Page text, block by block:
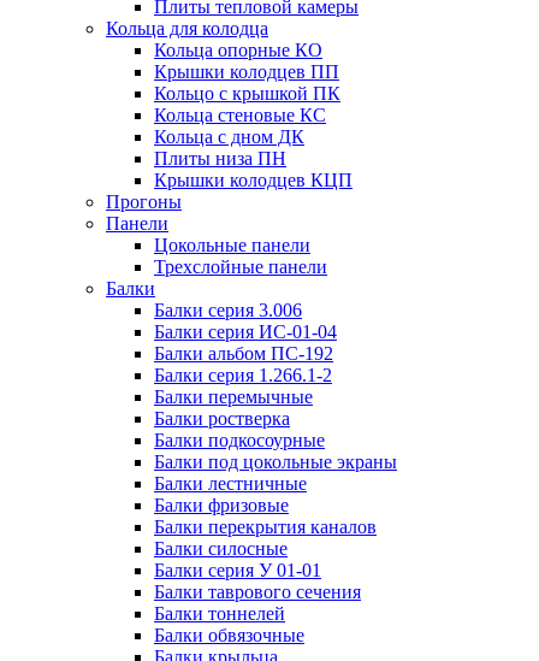
Плиты тепловой камеры
Кольца для колодца
Кольца опорные КО
Крышки колодцев ПП
Кольцо с крышкой ПК
Кольца стеновые КС
Кольца с дном ДК
Плиты низа ПН
Крышки колодцев КЦП
Прогоны
Панели
Цокольные панели
Трехслойные панели
Балки
Балки серия 3.006
Балки серия ИС-01-04
Балки альбом ПС-192
Балки серия 1.266.1-2
Балки перемычные
Балки ростверка
Балки подкосоурные
Балки под цокольные экраны
Балки лестничные
Балки фризовые
Балки перекрытия каналов
Балки силосные
Балки серия У 01-01
Балки таврового сечения
Балки тоннелей
Балки обвязочные
Балки крыльца